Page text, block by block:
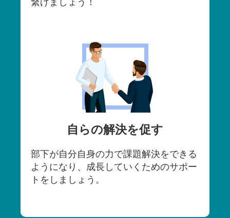
自らの解決を促す
部下が自分自身の力で課題解決をできる
ようになり、成長していくためのサポー
トをしましょう。